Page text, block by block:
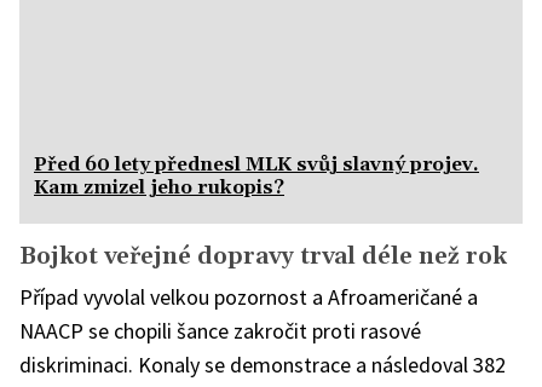
Před 60 lety přednesl MLK svůj slavný projev.
Kam zmizel jeho rukopis?
Bojkot veřejné dopravy trval déle než rok
Případ vyvolal velkou pozornost a Afroameričané a
NAACP se chopili šance zakročit proti rasové
diskriminaci. Konaly se demonstrace a následoval 382